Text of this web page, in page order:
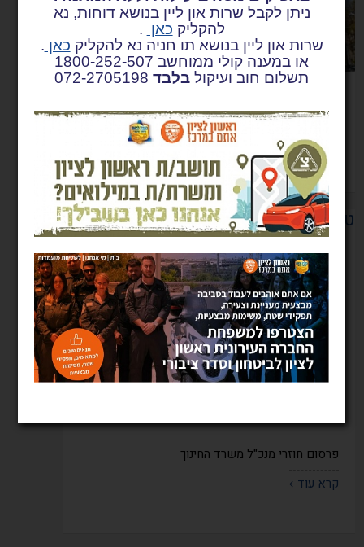
ניתן לקבל שרות און ליין בנושא דוחות, נא
להקליק כאן .
שרות און ליין בנושא תו חניה נא להקליק כאן .
או במענה קולי ממוחשב 1800-252-507
תשלום חוב ועיקול בלבד072-2705198
הנחיות משטרת ישראל.
קרא עוד
טיולים ופעילות חוץ בית ספרית
פרסום חוזרי מנכ"ל משרד החינוך
קרא עוד